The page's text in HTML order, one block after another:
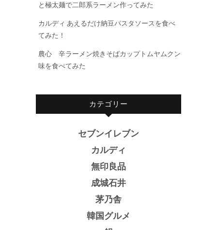
と極太麺で二郎系ラーメン作ってみた
カルディ あえるだけ納豆パスタソースを食べ
てみた！
農心 辛ラーメン焼きそばカップトムヤムクン
味を食べてみた
カテゴリー
セブンイレブン
カルディ
無印良品
成城石井
茅乃舎
韓国グルメ